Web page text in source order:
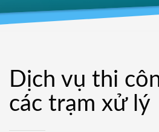
Dịch vụ thi
các trạm xử lý